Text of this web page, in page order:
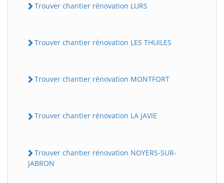
Trouver chantier rénovation LURS
Trouver chantier rénovation LES THUILES
Trouver chantier rénovation MONTFORT
Trouver chantier rénovation LA JAVIE
Trouver chantier rénovation NOYERS-SUR-
JABRON